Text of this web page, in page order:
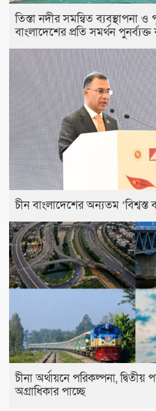
তিস্তা নদীর সমন্বিত ব্যবস্থাপনা ও
বাংলাদেশের প্রতি সমর্থন
চীন বাংলাদেশের অন্যতম ‘বিশ্বস্ত
চীনা অর্থায়নে পরিকল্পনা, দ্বিতীয়
অগ্রাধিকার পাচ্ছে